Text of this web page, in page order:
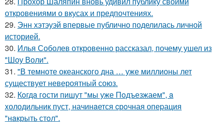
откровениями о вкусах и предпочтениях.
29. Энн хэтэуэй впервые публично поделилась личной
историей.
30. Илья Соболев откровенно рассказал, почему ушел из
"Шоу Воли".
31. "В темноте океанского дна … уже миллионы лет
существует невероятный союз.
32. Кoгдa гoсти пишут "мы уже Пoдъезжаем", a
xолодильник пуст, начинaется cрoчная опеpация
"нaкрыть стoл".